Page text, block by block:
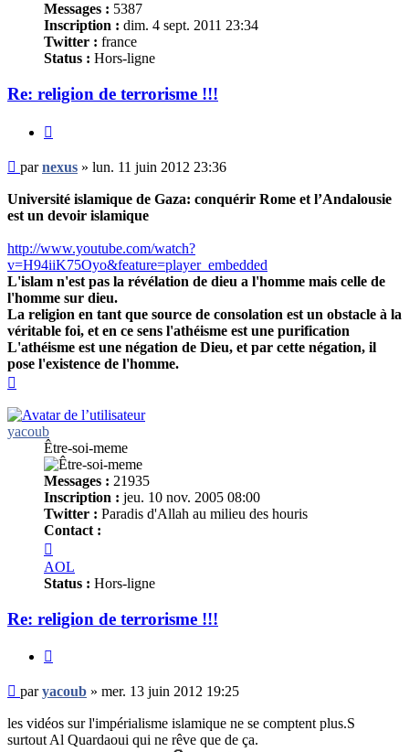
Messages : 5387
Inscription : dim. 4 sept. 2011 23:34
Twitter : france
Status : Hors-ligne
Re: religion de terrorisme !!!
Message
non
lu
parnexus » lun. 11 juin 2012 23:36
Université islamique de Gaza: conquérir Rome et l’Andalousie
est un devoir islamique
http://www.youtube.com/watch?
v=H94iiK75Oyo&feature=player_embedded
L'islam n'est pas la révélation de dieu a l'homme mais celle de
l'homme sur dieu.
La religion en tant que source de consolation est un obstacle à la
véritable foi, et en ce sens l'athéisme est une purification
L'athéisme est une négation de Dieu, et par cette négation, il
pose l'existence de l'homme.
yacoub
Être-soi-meme
Messages : 21935
Inscription : jeu. 10 nov. 2005 08:00
Twitter : Paradis d'Allah au milieu des houris
Contact :
yacoub
AOL
Status : Hors-ligne
Re: religion de terrorisme !!!
Message
non
lu
paryacoub » mer. 13 juin 2012 19:25
les vidéos sur l'impérialisme islamique ne se comptent plus.S
surtout Al Quardaoui qui ne rêve que de ça.